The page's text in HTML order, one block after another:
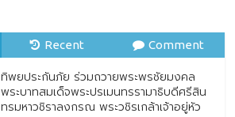
เชิงกลยุทธ์ ยกระดับบริการดิจิทัลและการเข้า
ถึงประกันภัยเพื่อประชาชน
28/07/2026 No Comment
Recent Comment
ทิพยประกันภัย ร่วมถวายพระพรชัยมงคล
พระบาทสมเด็จพระปรเมนทรรามาธิบดีศรีสิน
ทรมหาวชิราลงกรณ พระวชิรเกล้าเจ้าอยู่หัว